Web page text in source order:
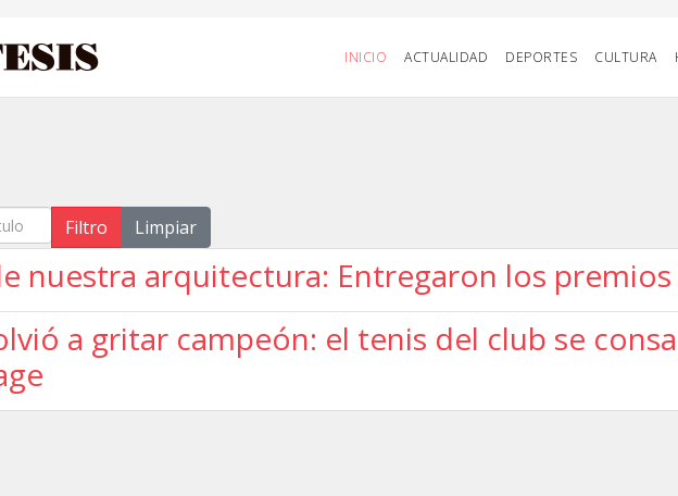
INICIO ACTUALIDAD DEPORTES CULTURA
Filtro Limpiar
nuestra arquitectura: Entregaron los
a gritar campeón: el tenis del club se